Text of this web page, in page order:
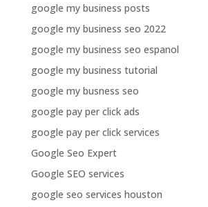
google my business posts
google my business seo 2022
google my business seo espanol
google my business tutorial
google my busness seo
google pay per click ads
google pay per click services
Google Seo Expert
Google SEO services
google seo services houston